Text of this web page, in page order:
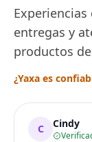
entregas y
productos
¿Yaxa es
C Cindy